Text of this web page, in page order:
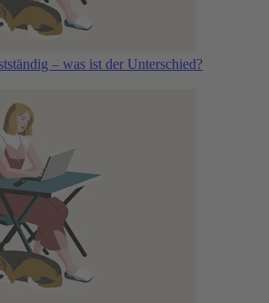
– was ist der Unterschied?